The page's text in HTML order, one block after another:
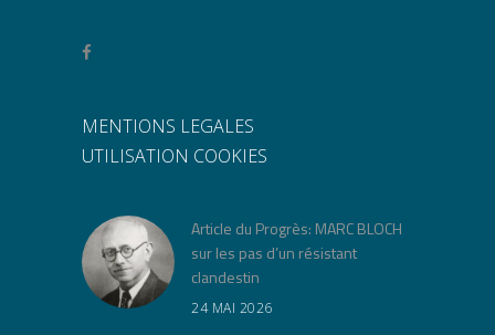
MENTIONS LEGALES
UTILISATION COOKIES
Article du Progrès: MARC BLOCH
sur les pas d’un résistant
clandestin
24 MAI 2026